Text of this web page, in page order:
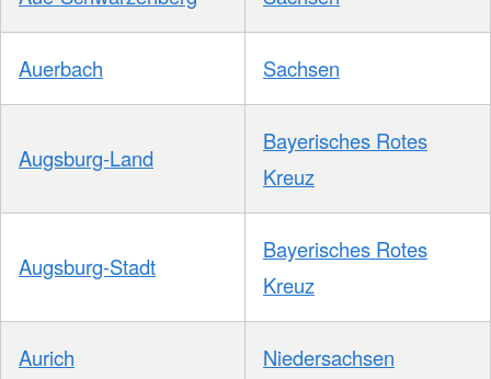
Auerbach Sachsen
Augsburg-Land
Bayerisches Rotes
Kreuz
Augsburg-Stadt
Bayerisches Rotes
Kreuz
Aurich Niedersachsen